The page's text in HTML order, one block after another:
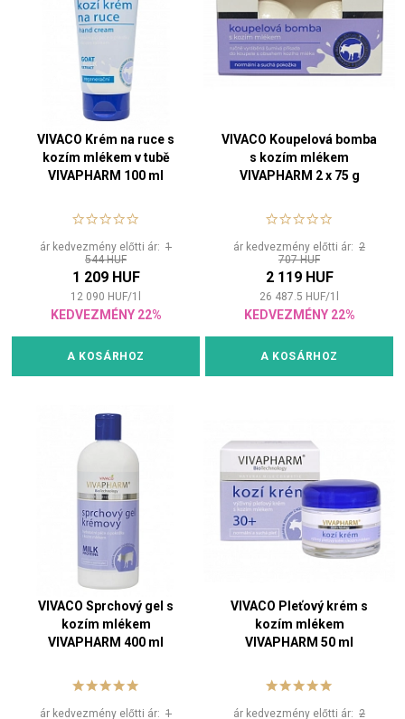
VIVACO Krém na ruce s
kozím mlékem v tubě
VIVAPHARM 100 ml
ár kedvezmény előtti ár: 1
544 HUF
1 209 HUF
12 090 HUF/1
KEDVEZMÉNY 22%
A KOSÁRHOZ
VIVACO Koupelová bomba
s kozím mlékem
VIVAPHARM 2 x 75 g
ár kedvezmény előtti ár: 2
707 HUF
2 119 HUF
26 487.5 HUF/1
KEDVEZMÉNY 22%
A KOSÁRHOZ
VIVACO Sprchový gel s
kozím mlékem
VIVAPHARM 400 ml
ár kedvezmény előtti ár: 1
VIVACO Pleťový krém s
kozím mlékem
VIVAPHARM 50 ml
ár kedvezmény előtti ár: 2